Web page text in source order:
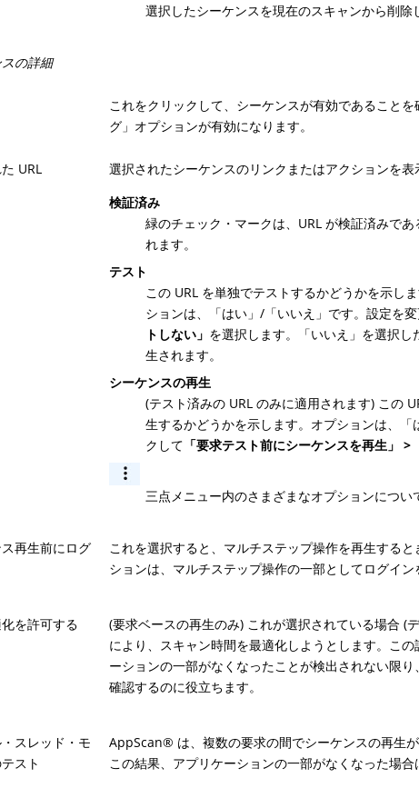
選択したシーケンスを現在のスキャンから削除
の詳細
これをクリックして、シーケンスが有効であること
グ」オプションが有効になります。
URL
選択されたシーケンスのリンクまたはアクションを表
検証済み
緑のチェック・マークは、URL が検証済みで
れます。
テスト
この URL を単独でテストするかどうかを示し
ションは、「はい」/「いいえ」です。設定を
トしない」 を選択します。「いいえ」を選択
生されます。
シーケンスの再生
(テスト済みの URL のみに適用されます) この
生するかどうかを示します。オプションは、
クして 「要求テスト前にシーケンスを再生」 >
三点メニュー内のさまざまなオプションについ
再生前にログ
これを選択すると、マルチステップ操作を再生する
ションは、マルチステップ操作の一部としてログイン
を許可する (要求ベースの再生のみ) これが選択されている場合 (
により、スキャン時間を最適化しようとします。こ
ーションの一部がなくなったことが検出されない限り
確認するのに役立ちます。
スレッド・モ
スト
AppScan® は、複数の要求の間でシーケンスの再生
この結果、アプリケーションの一部がなくなった場